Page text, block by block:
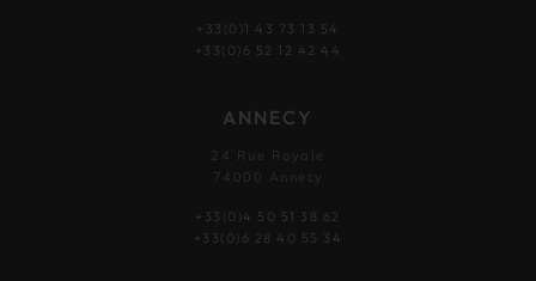
+33(0)1 43 73 13 54
+33(0)6 52 12 42 44
ANNECY
24 Rue Royale
74000 Annecy
+33(0)4 50 51 38 62
+33(0)6 28 40 55 34